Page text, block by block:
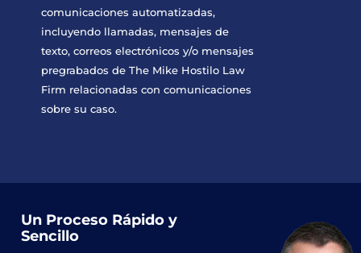
comunicaciones automatizadas,
incluyendo llamadas, mensajes de
texto, correos electrónicos y/o mensajes
pregrabados de The Mike Hostilo Law
Firm relacionadas con comunicaciones
sobre su caso.
Un Proceso Rápido y
Sencillo